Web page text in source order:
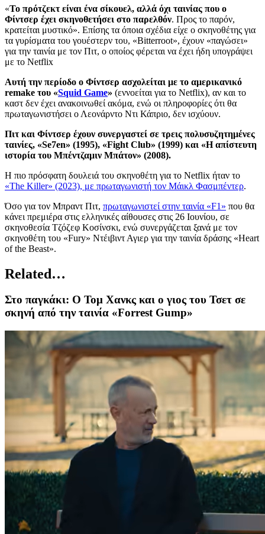
«Το πρότζεκτ είναι ένα σίκουελ, αλλά όχι ταινίας που ο
Φίντσερ έχει σκηνοθετήσει στο παρελθόν. Προς το παρόν,
κρατείται μυστικό». Επίσης τα όποια σχέδια είχε ο σκηνοθέτης για
τα γυρίσματα του γουέστερν του, «Bitterroot», έχουν «παγώσει»
για την ταινία με τον Πιτ, ο οποίος φέρεται να έχει ήδη υπογράψει
με το Netflix
Αυτή την περίοδο ο Φίντσερ ασχολείται με το αμερικανικό
remake του «Squid Game» (εννοείται για το Netflix), αν και το
καστ δεν έχει ανακοινωθεί ακόμα, ενώ οι πληροφορίες ότι θα
πρωταγωνιστήσει ο Λεονάρντο Ντι Κάπριο, δεν ισχύουν.
Πιτ και Φίντσερ έχουν συνεργαστεί σε τρεις πολυσυζητημένες
ταινίες, «Se7en» (1995), «Fight Club» (1999) και «Η απίστευτη
ιστορία του Μπέντζαμιν Μπάτον» (2008).
Η πιο πρόσφατη δουλειά του σκηνοθέτη για το Netflix ήταν το
«The Killer» (2023), με πρωταγωνιστή τον Μάικλ Φασμπέντερ.
Όσο για τον Μπραντ Πιτ, πρωταγωνιστεί στην ταινία «F1» που θα
κάνει πρεμιέρα στις ελληνικές αίθουσες στις 26 Ιουνίου, σε
σκηνοθεσία Τζόζεφ Κοσίνσκι, ενώ συνεργάζεται ξανά με τον
σκηνοθέτη του «Fury» Ντέιβιντ Αγιερ για την ταινία δράσης «Heart
of the Beast».
Related…
Στο παγκάκι: Ο Τομ Χανκς και ο γιος του Τσετ σε
σκηνή από την ταινία «Forrest Gump»